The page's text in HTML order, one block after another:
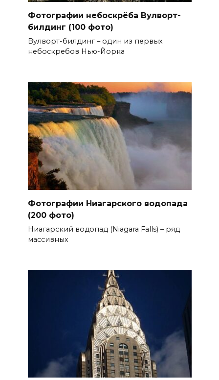
Фотографии небоскрёба Вулворт-
билдинг (100 фото)
Вулворт-билдинг – один из первых
небоскребов Нью-Йорка
Фотографии Ниагарского водопада
(200 фото)
Ниагарский водопад (Niagara Falls) – ряд
массивных